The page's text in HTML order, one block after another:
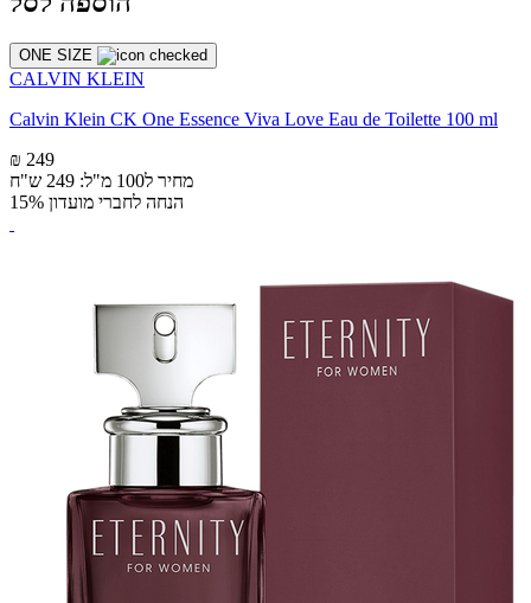
ONE SIZE
CALVIN KLEIN
Calvin Klein CK One Essence Viva Love Eau de Toilette 100 ml
₪ 249
מחיר ל100 מ"ל: 249 ש"ח
הנחה לחברי מועדון 15%